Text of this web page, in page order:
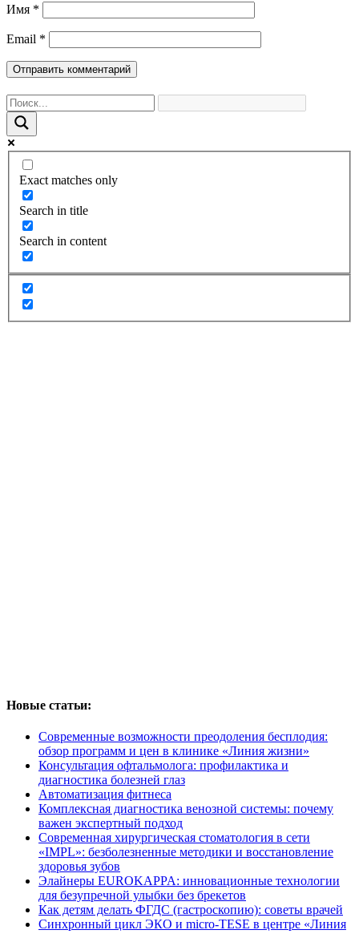
Имя *
Email *
Exact matches only
Search in title
Search in content
Новые статьи:
Современные возможности преодоления бесплодия:
обзор программ и цен в клинике «Линия жизни»
Консультация офтальмолога: профилактика и
диагностика болезней глаз
Автоматизация фитнеса
Комплексная диагностика венозной системы: почему
важен экспертный подход
Современная хирургическая стоматология в сети
«IMPL»: безболезненные методики и восстановление
здоровья зубов
Элайнеры EUROKAPPA: инновационные технологии
для безупречной улыбки без брекетов
Как детям делать ФГДС (гастроскопию): советы врачей
Синхронный цикл ЭКО и micro-TESE в центре «Линия